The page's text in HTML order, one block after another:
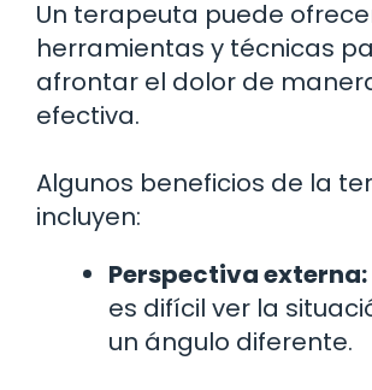
Un terapeuta puede
herramientas y técnicas
afrontar el dolor de
efectiva.
Algunos beneficios de la
incluyen:
Perspectiva externa:
es difícil ver la
un ángulo diferente.